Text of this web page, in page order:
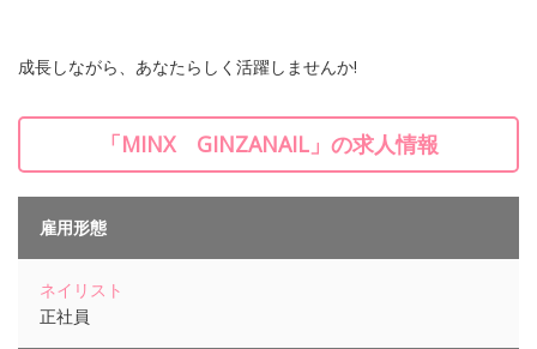
成長しながら、あなたらしく活躍しませんか!
「MINX GINZANAIL」の求人情報
雇用形態
ネイリスト
正社員